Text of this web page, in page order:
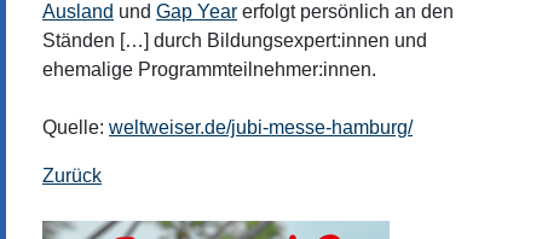
Ausland und Gap Year erfolgt persönlich an den
Ständen […] durch Bildungsexpert:innen und
ehemalige Programmteilnehmer:innen.
Quelle: weltweiser.de/jubi-messe-hamburg/
Zurück